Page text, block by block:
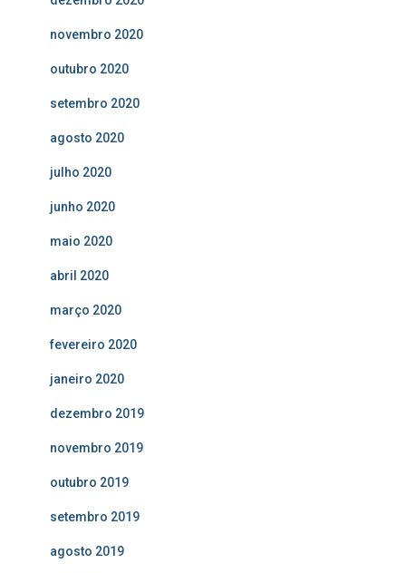
novembro 2020
outubro 2020
setembro 2020
agosto 2020
julho 2020
junho 2020
maio 2020
abril 2020
março 2020
fevereiro 2020
janeiro 2020
dezembro 2019
novembro 2019
outubro 2019
setembro 2019
agosto 2019